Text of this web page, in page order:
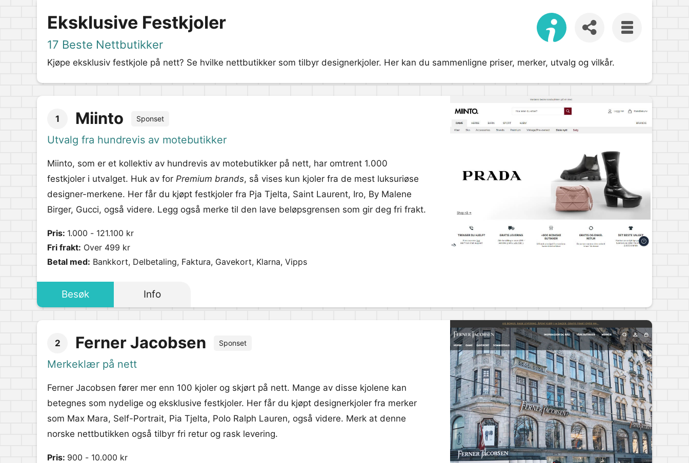
Eksklusive Festkjoler
17 Beste Nettbutikker
Kjøpe eksklusiv festkjole på nett? Se hvilke nettbutikker som tilbyr designerkjoler. Her kan du sammenligne priser, merker, utvalg og vilkår.
1 Miinto Sponset
Utvalg fra hundrevis av motebutikker
Miinto, som er et kollektiv av hundrevis av motebutikker på nett, har omtrent 1.000
festkjoler i utvalget. Huk av for Premium brands, så vises kun kjoler fra de mest luksuriøse
designer-merkene. Her får du kjøpt festkjoler fra Pja Tjelta, Saint Laurent, Iro, By Malene
Birger, Gucci, også videre. Legg også merke til den lave beløpsgrensen som gir deg fri frakt.
Pris: 1.000 - 121.100 kr
Fri frakt: Over 499 kr
Betal med: Bankkort, Delbetaling, Faktura, Gavekort, Klarna, Vipps
Besøk Info
2 Ferner Jacobsen Sponset
Merkeklær på nett
Ferner Jacobsen fører mer enn 100 kjoler og skjørt på nett. Mange av disse kjolene kan
betegnes som nydelige og eksklusive festkjoler. Her får du kjøpt designerkjoler fra merker
som Max Mara, Self-Portrait, Pia Tjelta, Polo Ralph Lauren, også videre. Merk at denne
norske nettbutikken også tilbyr fri retur og rask levering.
Pris: 900 - 10.000 kr